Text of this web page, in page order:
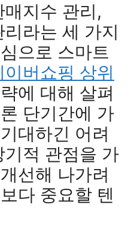
지수 관리,
라는 세 가지
으로 스마트
이버쇼핑 상위
에 대해 살펴
단기간에 가
대하긴 어려
적 관점을 가
선해 나가려
다 중요할 텐